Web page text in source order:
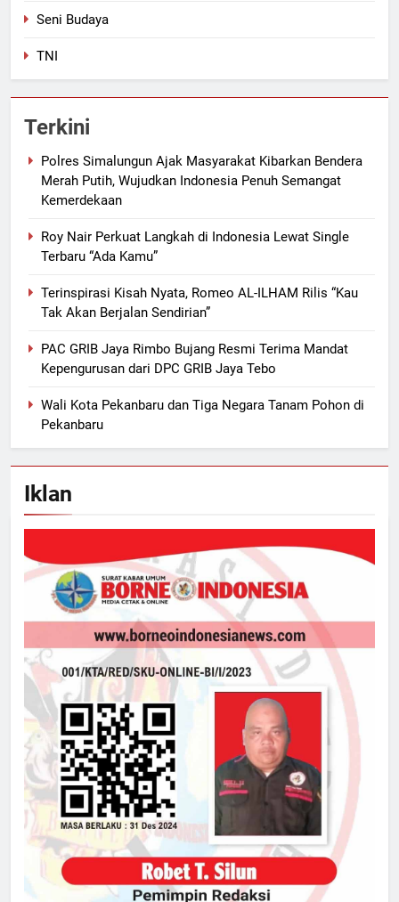
Seni Budaya
TNI
Terkini
Polres Simalungun Ajak Masyarakat Kibarkan Bendera
Merah Putih, Wujudkan Indonesia Penuh Semangat
Kemerdekaan
Roy Nair Perkuat Langkah di Indonesia Lewat Single
Terbaru “Ada Kamu”
Terinspirasi Kisah Nyata, Romeo AL-ILHAM Rilis “Kau
Tak Akan Berjalan Sendirian”
PAC GRIB Jaya Rimbo Bujang Resmi Terima Mandat
Kepengurusan dari DPC GRIB Jaya Tebo
Wali Kota Pekanbaru dan Tiga Negara Tanam Pohon di
Pekanbaru
Iklan